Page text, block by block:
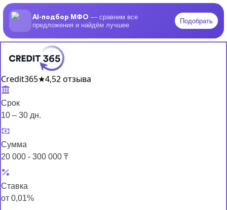
AI-подбор МФО — сравним все
предложения и найдём лучшее
Подобрать
Credit365★4,52 отзыва
Срок
10 – 30 дн.
Сумма
20 000 - 300 000 ₸
Ставка
от 0,01%